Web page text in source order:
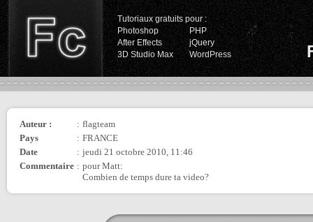
Tutoriaux gratuits pour :
Photoshop
PHP
After Effects
jQuery
3D Studio Max
WordPress
Auteur : : flagteam
Pays
: FRANCE
Date
: jeudi 21 octobre 2010, 11:46
Commentaire : pour Matt:
Combien de temps dure ta video?